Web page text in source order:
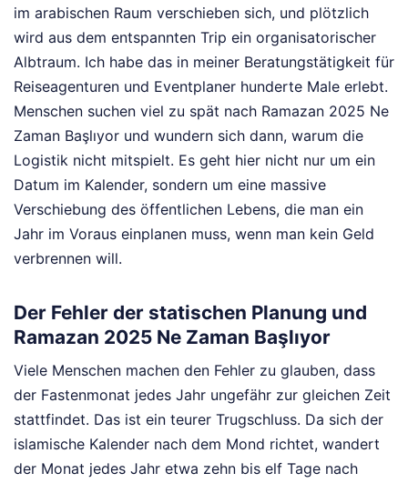
im arabischen Raum verschieben sich, und plötzlich
wird aus dem entspannten Trip ein organisatorischer
Albtraum. Ich habe das in meiner Beratungstätigkeit für
Reiseagenturen und Eventplaner hunderte Male erlebt.
Menschen suchen viel zu spät nach Ramazan 2025 Ne
Zaman Başlıyor und wundern sich dann, warum die
Logistik nicht mitspielt. Es geht hier nicht nur um ein
Datum im Kalender, sondern um eine massive
Verschiebung des öffentlichen Lebens, die man ein
Jahr im Voraus einplanen muss, wenn man kein Geld
verbrennen will.
Der Fehler der statischen Planung und
Ramazan 2025 Ne Zaman Başlıyor
Viele Menschen machen den Fehler zu glauben, dass
der Fastenmonat jedes Jahr ungefähr zur gleichen Zeit
stattfindet. Das ist ein teurer Trugschluss. Da sich der
islamische Kalender nach dem Mond richtet, wandert
der Monat jedes Jahr etwa zehn bis elf Tage nach